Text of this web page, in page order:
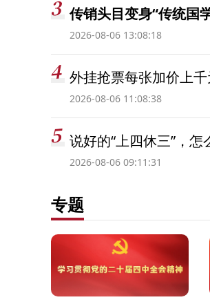
传销头目变身“传统国
2026-08-06 13:08:18
外挂抢票每张加价上
2026-08-06 11:08:38
说好的“上四休三”，怎
2026-08-06 09:11:31
专题